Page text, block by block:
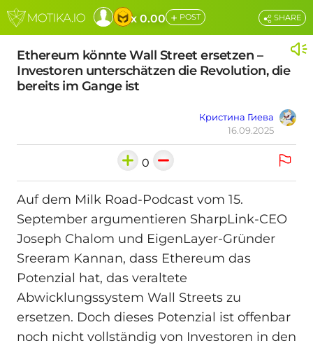
x 0.00 + POST
Ethereum könnte Wall Street ersetzen –
Investoren unterschätzen die Revolution, die
bereits im Gange ist
Кристина Гиева
16.09.2025
SHARE
0
Auf dem Milk Road-Podcast vom 15.
September argumentieren SharpLink-CEO
Joseph Chalom und EigenLayer-Gründer
Sreeram Kannan, dass Ethereum das
Potenzial hat, das veraltete
Abwicklungssystem Wall Streets zu
ersetzen. Doch dieses Potenzial ist offenbar
noch nicht vollständig von Investoren in den